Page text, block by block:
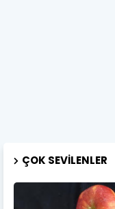
ÇOK SEVILENLER